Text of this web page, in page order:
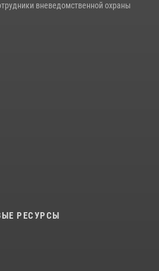
вневедомственной охраны
РЕСУРСЫ